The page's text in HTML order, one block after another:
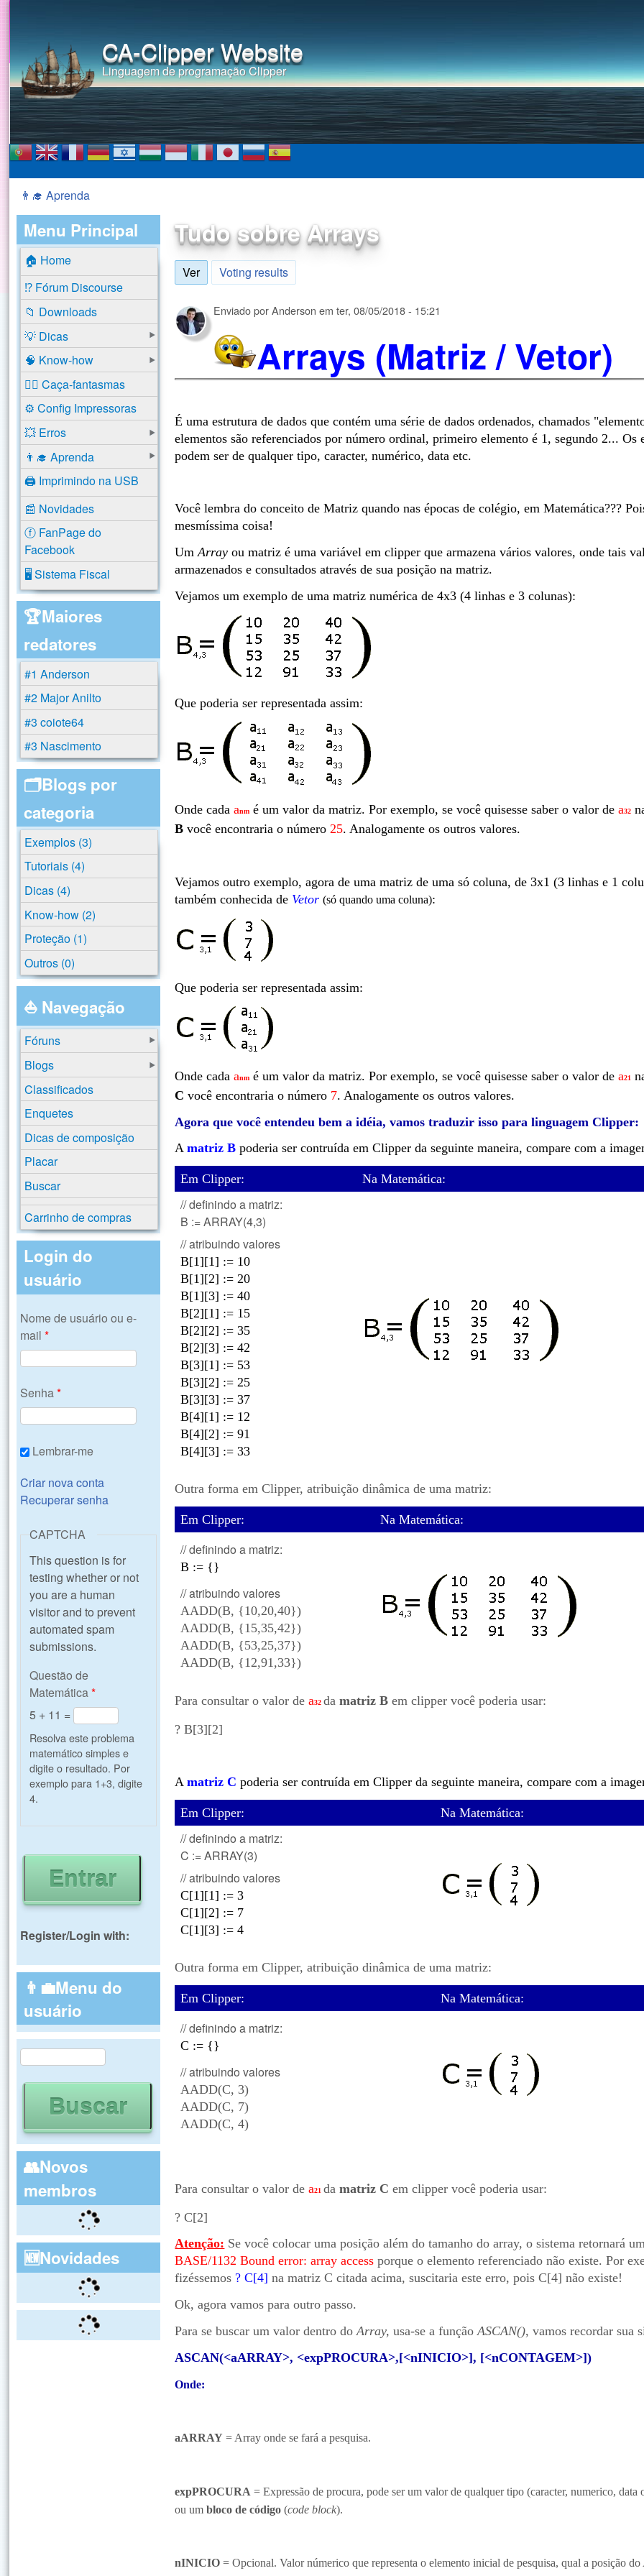
CA-Clipper Website
Linguagem de programação Clipper
Você está aqui
👨‍🎓 Aprenda
Tudo sobre Arrays
Ver(aba ativa)
Voting results
Enviado porAnderson emter, 08/05/2018 - 15:21
Arrays (Matriz / Vetor)
É uma estrutura de dados que contém uma série de dados ordenados, chamados
elementos são referenciados por número ordinal, primeiro elemento é 1, segundo 2... Os
podem ser de qualquer tipo, caracter, numérico, data etc.
Você lembra do conceito de Matriz quando nas épocas de colégio, em Matemática???
mesmíssima coisa!
UmArray ou matriz é uma variável em clipper que armazena vários valores, onde tais
armazenados e consultados através de sua posição na matriz.
Vejamos um exemplo de uma matriz numérica de 4x3 (4 linhas e 3 colunas):
Que poderia ser representada assim:
Onde cadaanm é um valor da matriz. Por exemplo, se você quisesse saber o valor dea32
B você encontraria o número25. Analogamente os outros valores.
Vejamos outro exemplo, agora de uma matriz de uma só coluna, de 3x1 (3 linhas e 1
também conhecida de Vetor (só quando uma coluna):
Que poderia ser representada assim:
Onde cadaanm é um valor da matriz. Por exemplo, se você quisesse saber o valor dea21
C você encontraria o número 7. Analogamente os outros valores.
Agora que você entendeu bem a idéia, vamos traduzir isso para linguagem Clipper:
Amatriz B poderia ser contruída em Clipper da seguinte maneira, compare com a
Em Clipper: Na Matemática:
// definindo a matriz:
B := ARRAY(4,3)
// atribuindo valores
B[1][1] := 10
B[1][2] := 20
B[1][3] := 40
B[2][1] := 15
B[2][2] := 35
B[2][3] := 42
B[3][1] := 53
B[3][2] := 25
B[3][3] := 37
B[4][1] := 12
B[4][2] := 91
B[4][3] := 33
Outra forma em Clipper, atribuição dinâmica de uma matriz:
Em Clipper: Na Matemática:
// definindo a matriz:
B := {}
// atribuindo valores
AADD(B, {10,20,40})
AADD(B, {15,35,42})
AADD(B, {53,25,37})
AADD(B, {12,91,33})
Para consultar o valor dea32 damatriz B em clipper você poderia usar:
? B[3][2]
Amatriz C poderia ser contruída em Clipper da seguinte maneira, compare com a
Em Clipper: Na Matemática:
// definindo a matriz:
C := ARRAY(3)
// atribuindo valores
C[1][1] := 3
C[1][2] := 7
C[1][3] := 4
Outra forma em Clipper, atribuição dinâmica de uma matriz:
Em Clipper: Na Matemática:
// definindo a matriz:
C := {}
// atribuindo valores
AADD(C, 3)
AADD(C, 7)
AADD(C, 4)
Para consultar o valor dea21 damatriz C em clipper você poderia usar:
? C[2]
Atenção: Se você colocar uma posição além do tamanho do array, o sistema retornará
BASE/1132 Bound error: array accessporque o elemento referenciado não existe. Por
fizéssemos ? C[4] na matriz C citada acima, suscitaria este erro, pois C[4] não existe!
Ok, agora vamos para outro passo.
Para se buscar um valor dentro doArray,usa-se a funçãoASCAN(), vamos recordar sua
ASCAN(<aARRAY>, <expPROCURA>,[<nINICIO>], [<nCONTAGEM>])
Onde:
aARRAY = Array onde se fará a pesquisa.
expPROCURA = Expressão de procura, pode ser um valor de qualquer tipo (caracter, numerico, data
ou umbloco de código(code block).
nINICIO = Opcional. Valor númerico que representa o elemento inicial de pesquisa, qual a posição
Menu Principal
🏠 Home
⁉️ Fórum Discourse
📁 Downloads
💡 Dicas
🧠 Know-how
🕵️‍♂️ Caça-fantasmas
⚙️ Config Impressoras
💥 Erros
👨‍🎓 Aprenda
🖨️ Imprimindo na USB
📰 Novidades
ⓕ FanPage do
Facebook
🖥️ Sistema Fiscal
🏆Maiores
redatores
#1 Anderson
#2 Major Anilto
#3 coiote64
#3 Nascimento
🗂️Blogs por
categoria
Exemplos (3)
Tutoriais (4)
Dicas (4)
Know-how (2)
Proteção (1)
Outros (0)
⛵ Navegação
Fóruns
Blogs
Classificados
Enquetes
Dicas de composição
Placar
Buscar
Carrinho de compras
Login do
usuário
Nome de usuário ou e-
mail*
Senha*
Lembrar-me
Criar nova conta
Recuperar senha
CAPTCHA
This question is for
testing whether or not
you are a human
visitor and to prevent
automated spam
submissions.
Questão de
Matemática*
5 + 11 =
Resolva este problema
matemático simples e
digite o resultado. Por
exemplo para 1+3, digite
4.
Register/Login with:
👨‍💼Menu do
usuário
Formulário de busca
Buscar
👥Novos
membros
🆕Novidades